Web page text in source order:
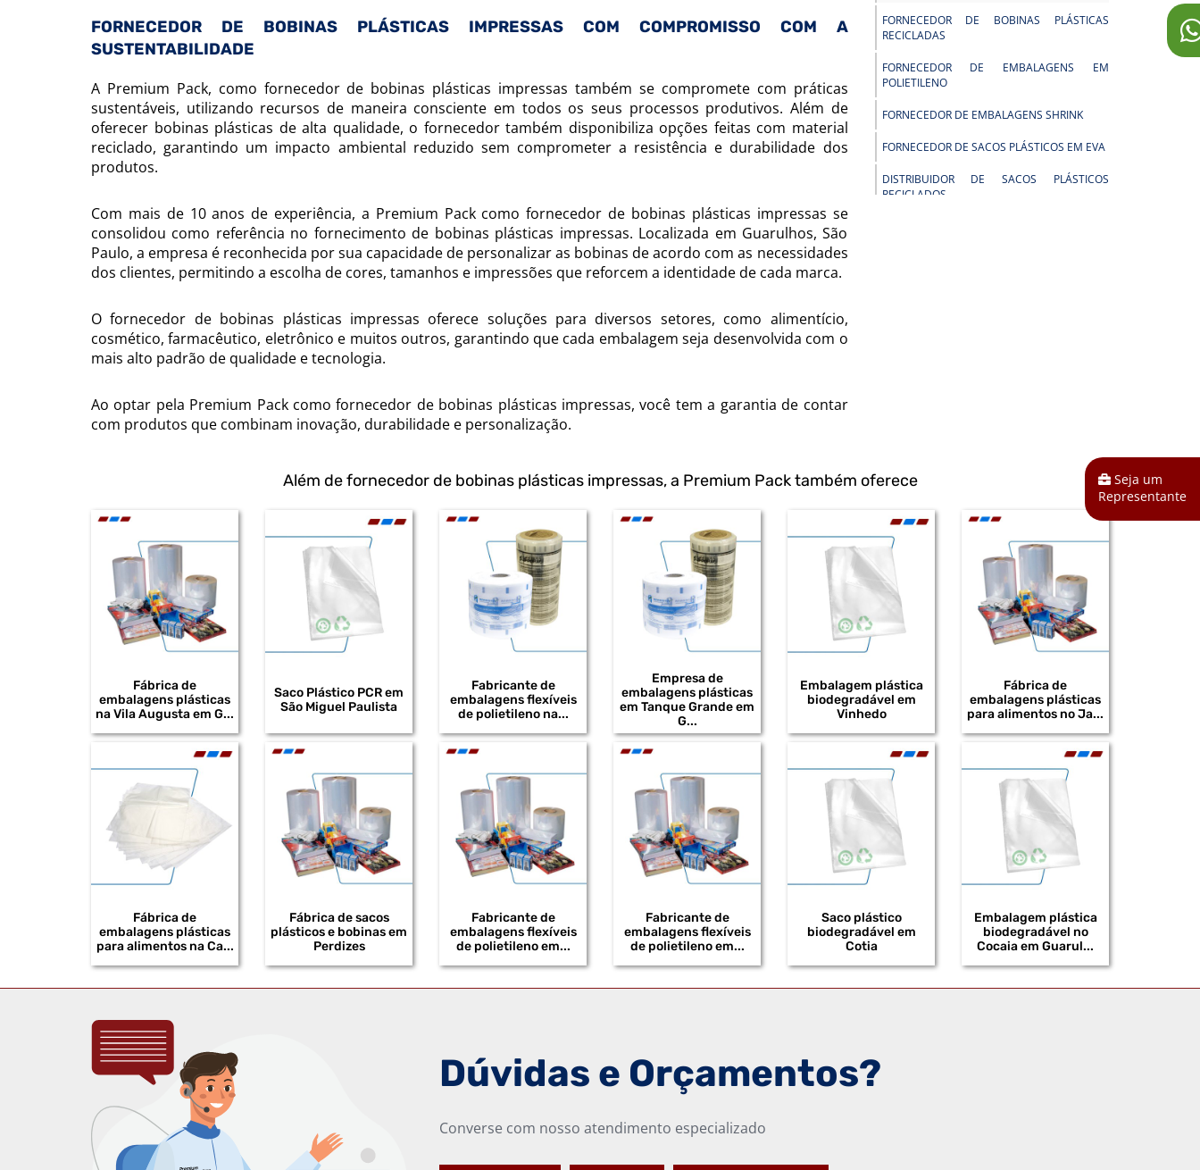
Seja um
Representante
FORNECEDOR DE BOBINAS PLÁSTICAS IMPRESSAS COM COMPROMISSO COM A
SUSTENTABILIDADE
A Premium Pack, como fornecedor de bobinas plásticas impressas também se compromete com práticas
sustentáveis, utilizando recursos de maneira consciente em todos os seus processos produtivos. Além de
oferecer bobinas plásticas de alta qualidade, o fornecedor também disponibiliza opções feitas com material
reciclado, garantindo um impacto ambiental reduzido sem comprometer a resistência e durabilidade dos
produtos.
Com mais de 10 anos de experiência, a Premium Pack como fornecedor de bobinas plásticas impressas se
consolidou como referência no fornecimento de bobinas plásticas impressas. Localizada em Guarulhos, São
Paulo, a empresa é reconhecida por sua capacidade de personalizar as bobinas de acordo com as necessidades
dos clientes, permitindo a escolha de cores, tamanhos e impressões que reforcem a identidade de cada marca.
O fornecedor de bobinas plásticas impressas oferece soluções para diversos setores, como alimentício,
cosmético, farmacêutico, eletrônico e muitos outros, garantindo que cada embalagem seja desenvolvida com o
mais alto padrão de qualidade e tecnologia.
Ao optar pela Premium Pack como fornecedor de bobinas plásticas impressas, você tem a garantia de contar
com produtos que combinam inovação, durabilidade e personalização.
FORNECEDOR DE BOBINAS PLÁSTICAS
RECICLADAS
FORNECEDOR DE EMBALAGENS EM
POLIETILENO
FORNECEDOR DE EMBALAGENS SHRINK
FORNECEDOR DE SACOS PLÁSTICOS EM EVA
DISTRIBUIDOR DE SACOS PLÁSTICOS
RECICLADOS
DISTRIBUIDOR DE SACOS PLÁSTICOS
INFECTANTE
DISTRIBUIDOR DE BOBINAS PLÁSTICAS EM
POLIETILENO
DISTRIBUIDOR DE BOBINAS PLÁSTICAS DE
BAIXA DENSIDADE
DISTRIBUIDOR DE BOBINAS PLÁSTICAS EM
POLIETILENO DE BAIXA DENSIDADE
DISTRIBUIDOR DE BOBINAS PLÁSTICAS
DISTRIBUIDOR DE BOBINAS PLÁSTICAS
RECICLADAS
DISTRIBUIDOR DE EMBALAGENS EM
POLIETILENO
DISTRIBUIDOR DE EMBALAGENS SHRINK
DISTRIBUIDOR DE SACOS PLÁSTICOS EM EVA
FABRICANTE DE SACOS PLÁSTICOS
INDÚSTRIA
FABRICANTE DE EMBALAGENS PEAD
FABRICANTE DE BOBINAS PLÁSTICAS
Além de fornecedor de bobinas plásticas impressas, a Premium Pack também oferece
Fábrica de
embalagens plásticas
na Vila Augusta em G...
Saco Plástico PCR em
São Miguel Paulista
Fabricante de
embalagens flexíveis
de polietileno na...
Empresa de
embalagens plásticas
em Tanque Grande em
G...
Embalagem plástica
biodegradável em
Vinhedo
Fábrica de
embalagens plásticas
para alimentos no Ja...
Fábrica de
embalagens plásticas
para alimentos na Ca...
Fábrica de sacos
plásticos e bobinas em
Perdizes
Fabricante de
embalagens flexíveis
de polietileno em...
Fabricante de
embalagens flexíveis
de polietileno em...
Saco plástico
biodegradável em
Cotia
Embalagem plástica
biodegradável no
Cocaia em Guarul...
Dúvidas e Orçamentos?
Converse com nosso atendimento especializado